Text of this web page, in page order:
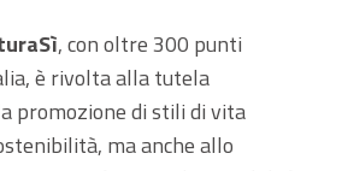
, con oltre 300 punti
è rivolta alla tutela
promozione di stili di vita
ma anche allo